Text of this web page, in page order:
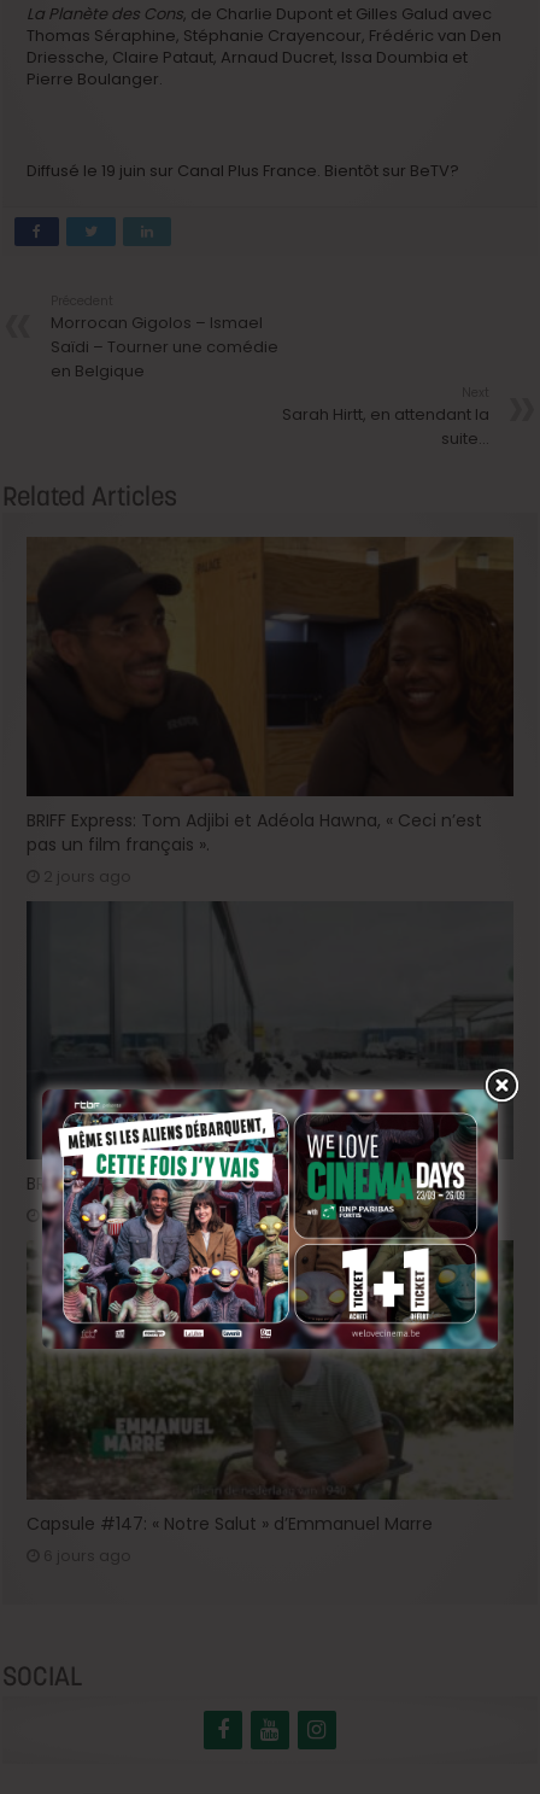
La Planète des Cons, de Charlie Dupont et Gilles Galud avec
Thomas Séraphine, Stéphanie Crayencour, Frédéric van Den
Driessche, Claire Pataut, Arnaud Ducret, Issa Doumbia et
Pierre Boulanger.
Diffusé le 19 juin sur Canal Plus France. Bientôt sur BeTV?
Morrocan Gigolos – Ismael
Saïdi – Tourner une comédie
en Belgique
Sarah Hirtt, en attendant la
suite…
Related Articles
BRIFF Express: Tom Adjibi et Adéola Hawna, « Ceci n’est
pas un film français ».
2 jours ago
BRIFF 2026: la Compétition belge!
4 jours ago
Capsule #147: « Notre Salut » d’Emmanuel Marre
SOCIAL